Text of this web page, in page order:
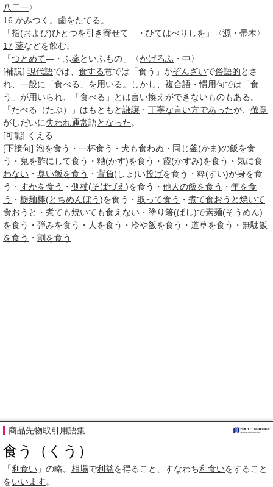
八二一〉
16 かみつく 。歯をたてる。
「指(および)ひとつを引き寄せて―・ひてはべりしを」〈源・ 帚木〉
17 薬などを飲む。
「つとめて―・ふ薬といふもの」〈かげろふ ・中〉
[補説] 現代語では、 食する意では「食う」がぞんざいで俗語的とさ
れ、 一般に 「食べる」を用いる。しかし、 複合語 ・慣用句では「食
う」が用いられ 、「食べる」とは言い換え ができないものもある。
「たべる（たぶ）」はもともと謙譲 ・ 丁寧な言い方であったが、 敬意
がしだいに失われ通常語となった 。
[可能] くえる
[下接句] 泡を食う ・ 一杯食う ・ 犬も食わぬ ・同じ釜(かま)の飯を食
う ・ 鬼を酢にして食う ・糟(かす)を食う・ 霞(かすみ)を食う・ 気に食
わない ・ 臭い飯を食う ・ 背負(しょ)い投げを食う・粋(すい)が身を食
う・ すかを食う ・ 側杖(そばづえ )を食う・ 他人の飯を食う ・ 年を食
う ・ 栃麺棒(とちめんぼう)を食う・ 取って食う ・ 煮て食おうと焼いて
食おうと ・ 煮ても焼いても食えない ・ 塗り箸(ばし)で素麺(そうめん)
を食う・ 弾みを食う ・ 人を食う ・ 冷や飯を食う ・ 道草を食う ・ 無駄飯
を食う ・ 割を食う
商品先物取引用語集
食う（くう）
「利食い 」の略。 相場で利益を得ること、すなわち利食いをすること
をいいます。